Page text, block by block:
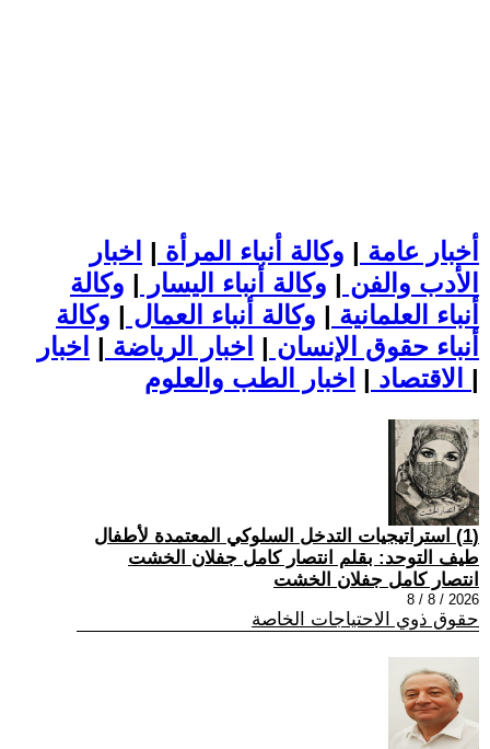
أخبار عامة | وكالة أنباء المرأة | اخبار
الأدب والفن | وكالة أنباء اليسار | وكالة
أنباء العلمانية | وكالة أنباء العمال | وكالة
أنباء حقوق الإنسان | اخبار الرياضة | اخبار
الاقتصاد | |
(1) استراتيجيات التدخل السلوكي المعتمدة لأطفال
طيف التوحد: بقلم انتصار كامل جفلان الخشت
انتصار كامل جفلان الخشت
2026 / 8 / 8
حقوق ذوي الاحتياجات الخاصة